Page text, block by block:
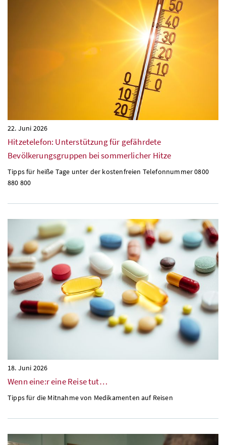
22. Juni 2026
Hitzetelefon: Unterstützung für gefährdete
Bevölkerungsgruppen bei sommerlicher Hitze
Tipps für heiße Tage unter der kostenfreien Telefonnummer 0800
880 800
18. Juni 2026
Wenn eine:r eine Reise tut…
Tipps für die Mitnahme von Medikamenten auf Reisen